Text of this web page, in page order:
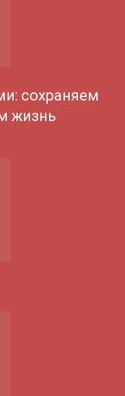
сохраняем
жизнь